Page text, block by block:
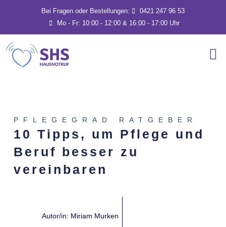
Bei Fragen oder Bestellungen:
0421 247 96 53
Mo - Fr: 10:00 - 12:00 & 16:00 - 17:00 Uhr
PFLEGEGRAD RATGEBER
10 Tipps, um Pflege und
Beruf besser zu
vereinbaren
Autor/in: Miriam Murken